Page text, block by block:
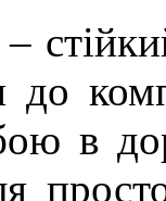
–
до
в